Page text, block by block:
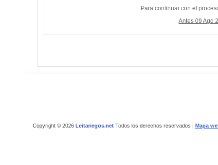
Para continuar con el
Antes 09 Ago
Copyright © 2026 Leitariegos.netTodos los derechos reservados | Mapa